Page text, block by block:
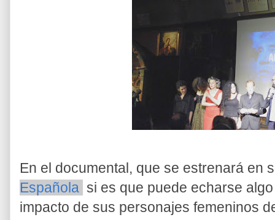
En el documental, que se estrenará en
Española si es que puede echarse
impacto de sus personajes femeninos